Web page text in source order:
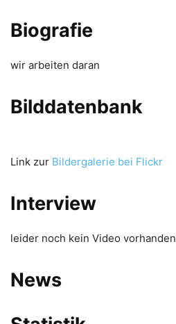
Biografie
wir arbeiten daran
Bilddatenbank
Link zur Bildergalerie bei Flickr
Interview
leider noch kein Video vorhanden
News